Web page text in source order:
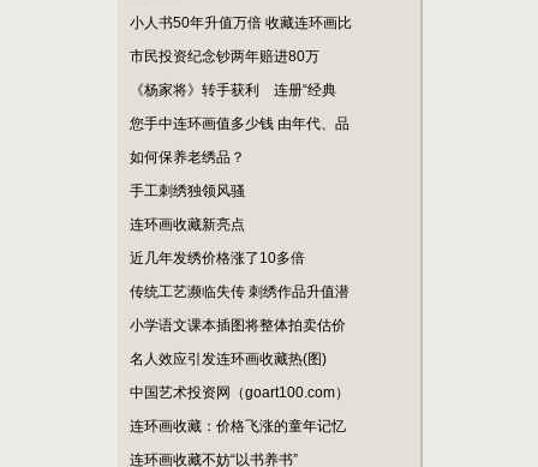
小人书50年升值万倍 收藏连环画比
市民投资纪念钞两年赔进80万
《杨家将》转手获利 连册“经典
您手中连环画值多少钱 由年代、品
如何保养老绣品？
手工刺绣独领风骚
连环画收藏新亮点
近几年发绣价格涨了10多倍
传统工艺濒临失传 刺绣作品升值潜
小学语文课本插图将整体拍卖估价
名人效应引发连环画收藏热(图)
中国艺术投资网（goart100.com）
连环画收藏：价格飞涨的童年记忆
连环画收藏不妨“以书养书”